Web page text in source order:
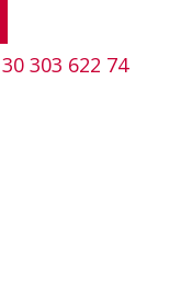
303 622 74